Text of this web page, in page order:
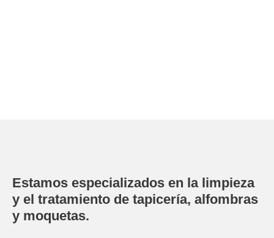
Estamos especializados en la limpieza
y el tratamiento de tapicería, alfombras
y moquetas.